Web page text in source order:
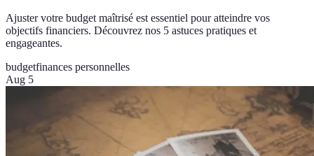
Ajuster votre budget maîtrisé est essentiel pour atteindre vos
objectifs financiers. Découvrez nos 5 astuces pratiques et
engageantes.
budgetfinances personnelles
Aug 5